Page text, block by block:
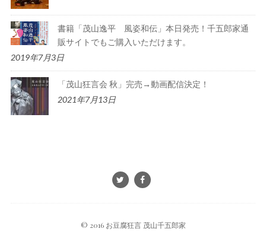
書籍「茂山逸平 風姿和伝」本日発売！千五郎家通
販サイトでもご購入いただけます。
2019年7月3日
「茂山狂言会 秋」完売→動画配信決定！
2021年7月13日
© 2016 お豆腐狂言 茂山千五郎家